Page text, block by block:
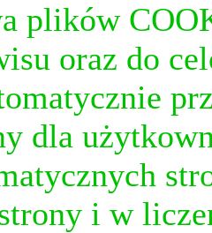
plików
oraz do
dla
i w